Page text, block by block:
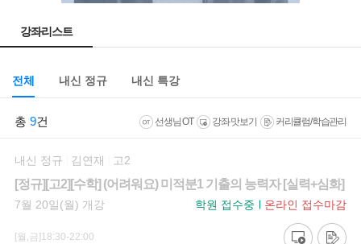
강좌리스트
전체 내신 정규 내신 특강
총 9건 선생님 OT 강좌 맛보기 커리큘럼/학습관리
내신 정규 김연재 고2
[정규][고2][수학] (어려워요) 미적분1 기출의 능력자 [실력+심화]
7월 20일(월) 개강 학원 접수중 온라인 접수마감
[월,금]18:30-22:00